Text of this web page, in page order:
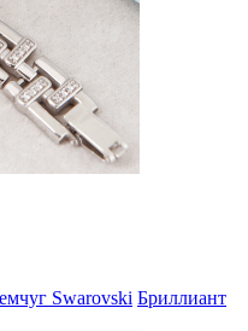
Swarovski Бриллиант